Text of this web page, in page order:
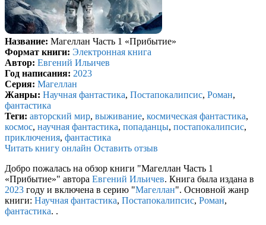
Название: Магеллан Часть 1 «Прибытие»
Формат книги: Электронная книга
Автор: Евгений Ильичев
Год написания: 2023
Серия: Магеллан
Жанры: Научная фантастика, Постапокалипсис, Роман,
фантастика
Теги: авторский мир, выживание, космическая фантастика,
космос, научная фантастика, попаданцы, постапокалипсис,
приключения, фантастика
Читать книгу онлайн Оставить отзыв
Добро пожалась на обзор книги "Магеллан Часть 1
«Прибытие»" автора Евгений Ильичев. Книга была издана в
2023 году и включена в серию "Магеллан". Основной жанр
книги: Научная фантастика, Постапокалипсис, Роман,
фантастика. .